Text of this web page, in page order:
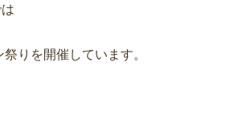
りを開催しています。